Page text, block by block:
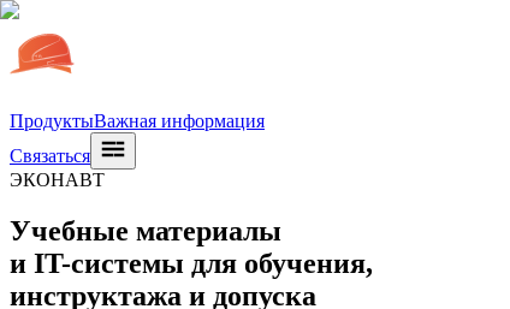
ПродуктыВажная информация
Связаться
ЭКОНАВТ
Учебные материалы
и IT-системы для обучения,
инструктажа и допуска